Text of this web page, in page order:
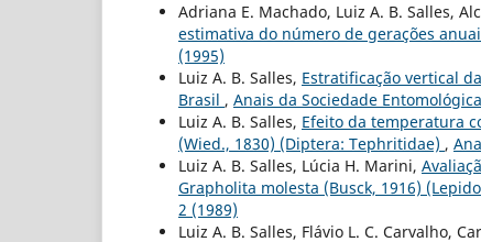
Adriana E. Machado, Luiz A. B. Salles,
estimativa do número de gerações
(1995)
Luiz A. B. Salles, Estratificação vertical
Brasil , Anais da Sociedade
Luiz A. B. Salles, Efeito da temperatura
(Wied., 1830) (Diptera: Tephritidae) ,
Luiz A. B. Salles, Lúcia H. Marini,
Grapholita molesta (Busck, 1916)
2 (1989)
Luiz A. B. Salles, Flávio L. C. Carvalho,